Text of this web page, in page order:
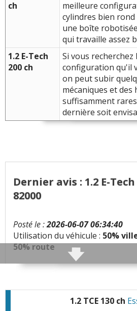
ch
meilleure
cylindres bien rond
une boîte
qui travaille assez
1.2 E-Tech
200 ch
Si vous
configuration qu'il
on peut subir
mécaniques et
suffisamment
dernière soit
Dernier avis : 1.2 E-
82000
Posté le :2026-06-07 06:34:40
Utilisation du véhicule : 50%
50% route
Bruit moteur
1.2 TCE 130 ch